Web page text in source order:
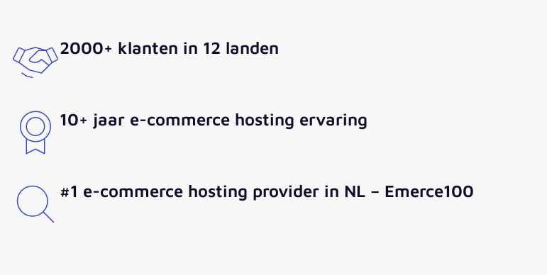
2000+ klanten in 12 landen
10+ jaar e-commerce hosting ervaring
#1 e-commerce hosting provider in NL – Emerce100